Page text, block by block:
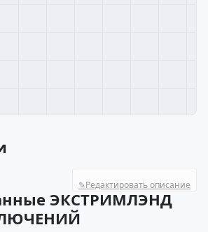
✎Редактировать описание
ЭКСТРИМЛЭНД